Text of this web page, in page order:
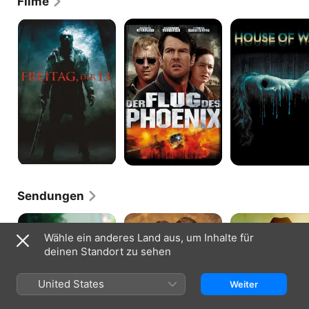
Freitag,
13
Der
Flug
des
Phoenix
House
of
Wax
Sendungen
Gilmore
Supernatural Walker
Wähle ein anderes Land aus, um Inhalte für
deinen Standort zu sehen
United States Weiter